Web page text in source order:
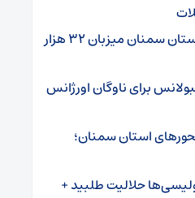
۲۷۹ پایگاه تابستانی استان سمنان میزبان ۳۲ هزار
خرید ۱۲ آمبولانس برای ناوگان اورژانس
استان سمنان؛
حلالیت طلبید +